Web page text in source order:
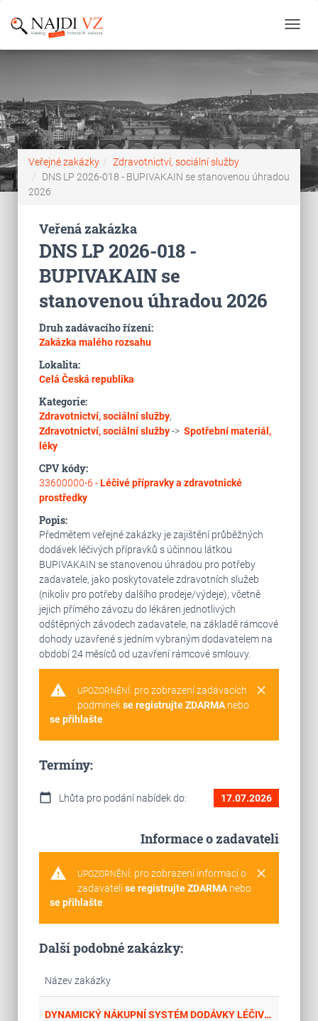
Veřejné zakázky
Zdravotnictví, sociální služby
DNS LP 2026-018 - BUPIVAKAIN se stanovenou úhradou
2026
Veřená zakázka
DNS LP 2026-018 -
BUPIVAKAIN se
stanovenou úhradou 2026
Druh zadávacího řízení:
Zakázka malého rozsahu
Lokalita:
Celá Česká republika
Kategorie:
Zdravotnictví, sociální služby,
Zdravotnictví, sociální služby-> Spotřební materiál,
léky
CPV kódy:
33600000-6 -Léčivé přípravky a zdravotnické
prostředky
Popis:
Předmětem veřejné zakázky je zajištění průběžných
dodávek léčivých přípravků s účinnou látkou
BUPIVAKAIN se stanovenou úhradou pro potřeby
zadavatele, jako poskytovatele zdravotních služeb
(nikoliv pro potřeby dalšího prodeje/výdeje), včetně
jejich přímého závozu do lékáren jednotlivých
odštěpných závodech zadavatele, na základě rámcové
dohody uzavřené s jedním vybraným dodavatelem na
období 24 měsíců od uzavření rámcové smlouvy.
warning clear
UPOZORNĚNÍ: pro zobrazení zadávacích
podmínekse registrujte ZDARMAnebo
se přihlašte.
Termíny:
calendar_today Lhůta pro podání nabídek do: 17.07.2026
Informace o zadavateli
warning clear
UPOZORNĚNÍ: pro zobrazení informací o
zadavateli se registrujte ZDARMAnebo
se přihlašte.
Další podobné zakázky:
Název zakázky
DYNAMICKÝ NÁKUPNÍ SYSTÉM DODÁVKY LÉČIVÝCH PŘÍPRAVKŮ S ELEKTRONICKÝM KATALOGEM